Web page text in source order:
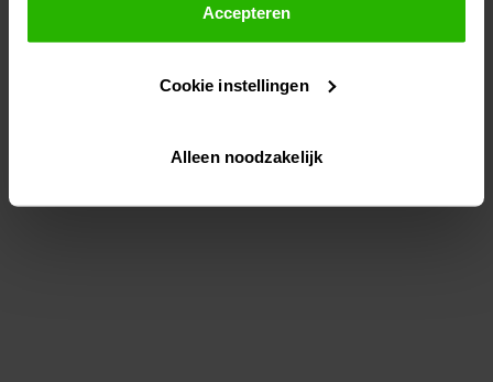
toestemming om cookies voor social media en
gepersonaliseerde advertenties te plaatsen.
Lees hier meer over in onsprivacybeleid
Via "Cookie instellingen" kun je ook zelf instellen welke
Accepteren
Cookie instellingen
Alleen noodzakelijk